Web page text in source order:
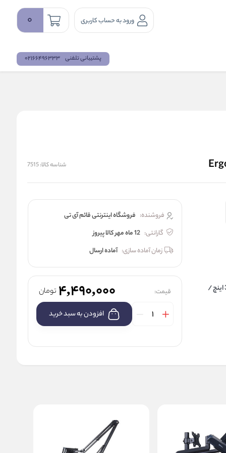
ورود به حساب کاربری 0
پشتیبانی تلفنی 02166496333
شناسه کالا:7515
چرخش 360 درجه / مناسب برای مانیتورهای 17 تا 32 اینچ /
فروشنده: فروشگاه اینترنتی قائم آی تی
گارانتی: 12 ماه مهر کالا پیروز
زمان آماده سازی: آماده ارسال
قیمت: 4,490,000 تومان
افزودن به سبد خرید